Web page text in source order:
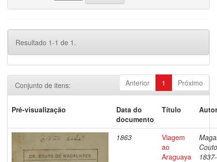
Resultado 1-1 de 1.
Anterior 1 Próximo
Conjunto de itens:
Pré-visualização
Data do
documento
Título
1863
Viagem
ao
Araguaya